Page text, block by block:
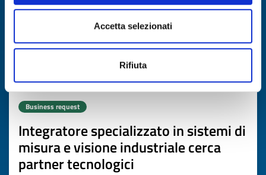
Accetta selezionati
Rifiuta
Business request
Integratore specializzato in sistemi di
misura e visione industriale cerca
partner tecnologici